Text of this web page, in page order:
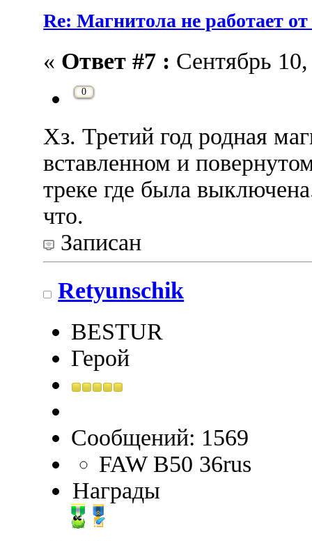
Re: Магнитола не работает
« Ответ #7 : Сентябрь
0
Хз. Третий год родная
вставленном и
треке где была
что.
Записан
Retyunschik
BESTUR
Герой
Сообщений: 1569
FAW В50 36rus
Награды